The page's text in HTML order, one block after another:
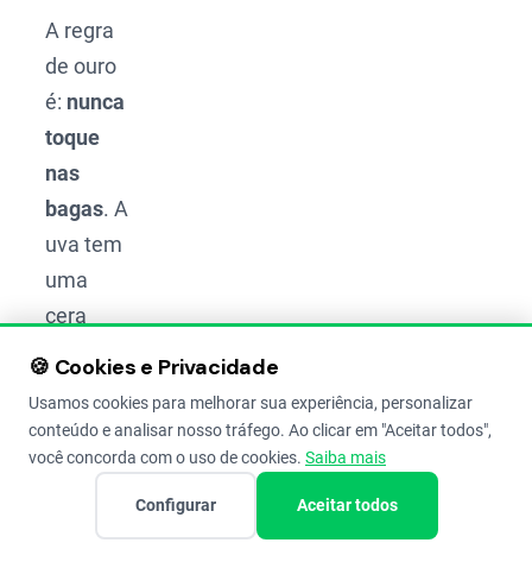
A regra
de ouro
é: nunca
toque
nas
bagas. A
uva tem
uma
cera
“pruína”.
Ela
a fruta.
🍪 Cookies e Privacidade
Usamos cookies para melhorar sua experiência, personalizar
conteúdo e analisar nosso tráfego. Ao clicar em "Aceitar todos",
você concorda com o uso de cookies. Saiba mais
Configurar Aceitar todos